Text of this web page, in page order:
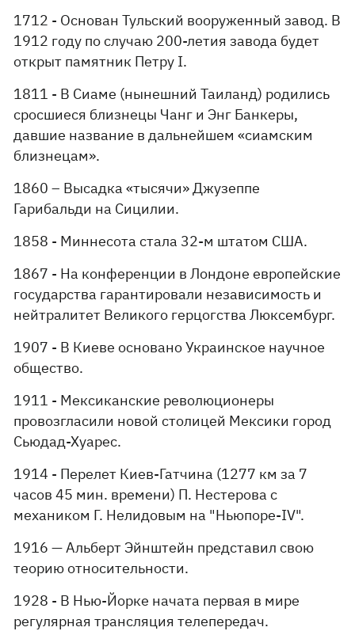
1712 - Основан Тульский вооруженный завод. В
1912 году по случаю 200-летия завода будет
открыт памятник Петру I.
1811 - В Сиаме (нынешний Таиланд) родились
сросшиеся близнецы Чанг и Энг Банкеры,
давшие название в дальнейшем «сиамским
близнецам».
1860 – Высадка «тысячи» Джузеппе
Гарибальди на Сицилии.
1858 - Миннесота стала 32-м штатом США.
1867 - На конференции в Лондоне европейские
государства гарантировали независимость и
нейтралитет Великого герцогства Люксембург.
1907 - В Киеве основано Украинское научное
общество.
1911 - Мексиканские революционеры
провозгласили новой столицей Мексики город
Сьюдад-Хуарес.
1914 - Перелет Киев-Гатчина (1277 км за 7
часов 45 мин. времени) П. Нестерова с
механиком Г. Нелидовым на "Ньюпоре-IV".
1916 — Альберт Эйнштейн представил свою
теорию относительности.
1928 - В Нью-Йорке начата первая в мире
регулярная трансляция телепередач.